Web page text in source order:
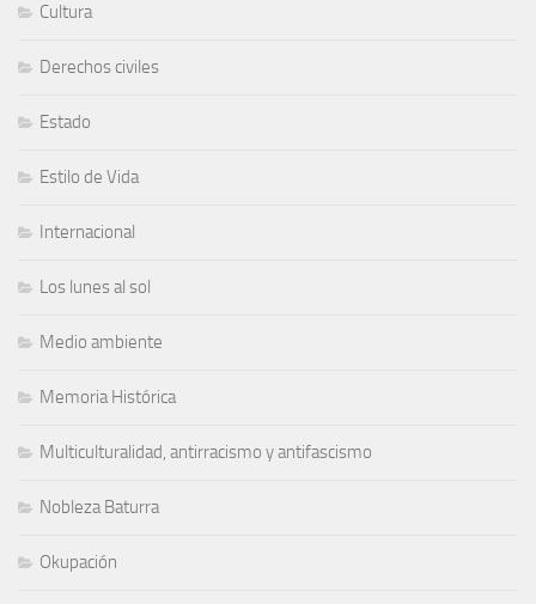
Cultura
Derechos civiles
Estado
Estilo de Vida
Internacional
Los lunes al sol
Medio ambiente
Memoria Histórica
Multiculturalidad, antirracismo y antifascismo
Nobleza Baturra
Okupación